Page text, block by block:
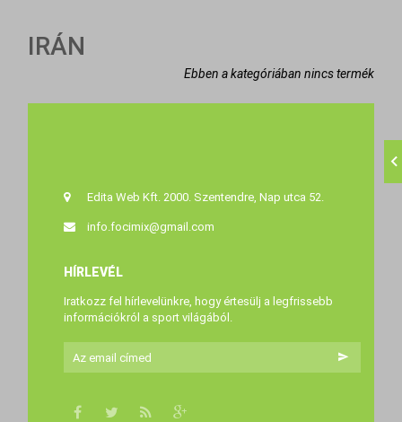
IRÁN
Ebben a kategóriában nincs termék
Edita Web Kft. 2000. Szentendre, Nap utca 52.
info.focimix@gmail.com
HÍRLEVÉL
Iratkozz fel hírlevelünkre, hogy értesülj a legfrissebb
információkról a sport világából.